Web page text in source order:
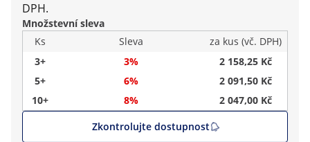
DPH.
Množstevní sleva
Ks
Sleva
za kus (vč. DPH)
3+
3%
2 158,25 Kč
5+
6%
2 091,50 Kč
10+
8%
2 047,00 Kč
Zkontrolujte dostupnost